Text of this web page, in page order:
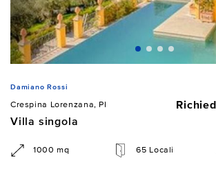
Damiano Rossi
Crespina Lorenzana, PI
Villa singola
1000 mq 65 Locali